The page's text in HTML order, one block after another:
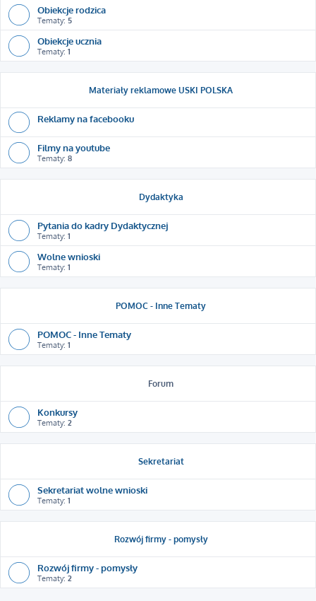
Obiekcje rodzica
Tematy: 5
Obiekcje ucznia
Tematy: 1
Materiały reklamowe USKI POLSKA
Reklamy na facebooku
Filmy na youtube
Tematy: 8
Dydaktyka
Pytania do kadry Dydaktycznej
Tematy: 1
Wolne wnioski
Tematy: 1
POMOC - Inne Tematy
POMOC - Inne Tematy
Tematy: 1
Forum
Konkursy
Tematy: 2
Sekretariat
Sekretariat wolne wnioski
Tematy: 1
Rozwój firmy - pomysły
Rozwój firmy - pomysły
Tematy: 2